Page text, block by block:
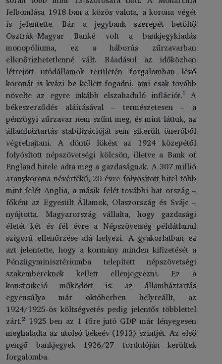
felbomlása 1918-ban a közös valuta, a korona végét
is jelentette. Bár a jegybank szerepét betöltő
Osztrák–Magyar Banké volt a bankjegykiadás
monopóliuma, ez a háborús zűrzavarban
ellenőrizhetetlenné vált. Ráadásul az időközben
létrejött utódállamok területén forgalomban lévő
koronát is kvázi be kellett fogadni, ami csak tovább
növelte az egyre inkább elszabaduló inflációt.1 A
békeszerződés aláírásával – természetesen – a
pénzügyi zűrzavar nem szűnt meg, és mint láttuk, az
államháztartás stabilizációját sem sikerült önerőből
végrehajtani. A döntő lökést az 1924 közepétől
folyósított népszövetségi kölcsön, illetve a Bank of
England hitele adta meg a gazdaságnak. A 307 millió
aranykorona névértékű, 20 évre folyósított hitel több
mint felét Anglia, a másik felét további hat ország –
főként az Egyesült Államok, Olaszország és Svájc –
nyújtotta. Magyarország vállalta, hogy gazdasági
életét két és fél évre a Népszövetség példátlanul
szigorú ellenőrzése alá helyezi. A gyakorlatban ez
azt jelentette, hogy a kormány minden kifizetését a
Pénzügyminisztériumba telepített népszövetségi
szakembereknek kellett ellenjegyezni. Ez a
konstrukció működött is: az államháztartás
egyensúlya már októberben helyreállt, az
1924/1925-ös költségvetés pedig jelentős többlettel
zárt.2 1925-ben az 1 főre jutó GDP már lényegesen
meghaladta az utolsó békeév (1913) szintjét. Az első
pengő bankjegyek 1926/27 fordulóján kerültek
forgalomba.